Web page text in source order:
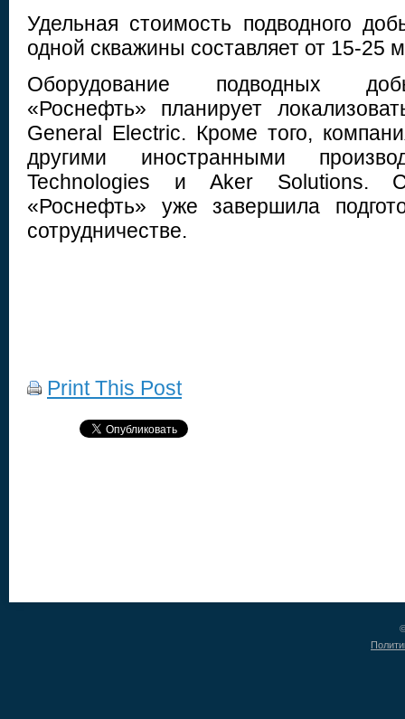
Удельная стоимость подводного
одной скважины составляет от 15-25
Оборудование подводных
«Роснефть» планирует
General Electric. Кроме того,
другими иностранными
Technologies и Aker Solutions.
«Роснефть» уже завершила
сотрудничестве.
Print This Post